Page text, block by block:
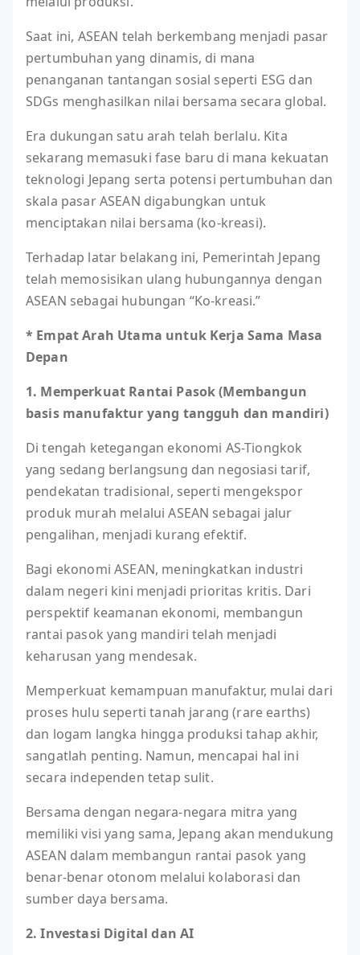
Saat ini, ASEAN telah berkembang menjadi pasar
pertumbuhan yang dinamis, di mana
penanganan tantangan sosial seperti ESG dan
SDGs menghasilkan nilai bersama secara global.
Era dukungan satu arah telah berlalu. Kita
sekarang memasuki fase baru di mana kekuatan
teknologi Jepang serta potensi pertumbuhan dan
skala pasar ASEAN digabungkan untuk
menciptakan nilai bersama (ko-kreasi).
Terhadap latar belakang ini, Pemerintah Jepang
telah memosisikan ulang hubungannya dengan
ASEAN sebagai hubungan “Ko-kreasi.”
* Empat Arah Utama untuk Kerja Sama Masa
Depan
1. Memperkuat Rantai Pasok (Membangun
basis manufaktur yang tangguh dan mandiri)
Di tengah ketegangan ekonomi AS-Tiongkok
yang sedang berlangsung dan negosiasi tarif,
pendekatan tradisional, seperti mengekspor
produk murah melalui ASEAN sebagai jalur
pengalihan, menjadi kurang efektif.
Bagi ekonomi ASEAN, meningkatkan industri
dalam negeri kini menjadi prioritas kritis. Dari
perspektif keamanan ekonomi, membangun
rantai pasok yang mandiri telah menjadi
keharusan yang mendesak.
Memperkuat kemampuan manufaktur, mulai dari
proses hulu seperti tanah jarang (rare earths)
dan logam langka hingga produksi tahap akhir,
sangatlah penting. Namun, mencapai hal ini
secara independen tetap sulit.
Bersama dengan negara-negara mitra yang
memiliki visi yang sama, Jepang akan mendukung
ASEAN dalam membangun rantai pasok yang
benar-benar otonom melalui kolaborasi dan
sumber daya bersama.
2. Investasi Digital dan AI